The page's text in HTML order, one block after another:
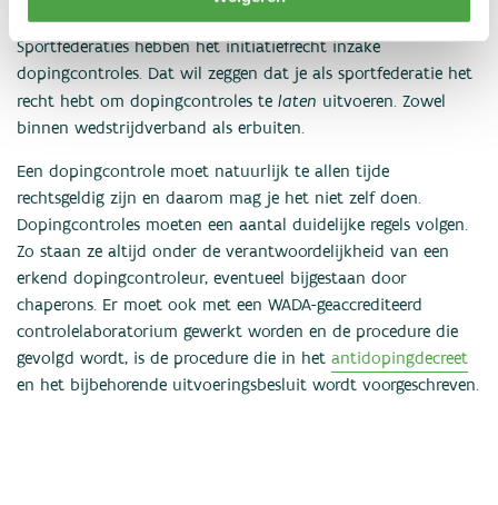
Sportfederaties hebben het initiatiefrecht inzake
dopingcontroles. Dat wil zeggen dat je als sportfederatie het
recht hebt om dopingcontroles te laten uitvoeren. Zowel
binnen wedstrijdverband als erbuiten.
Een dopingcontrole moet natuurlijk te allen tijde
rechtsgeldig zijn en daarom mag je het niet zelf doen.
Dopingcontroles moeten een aantal duidelijke regels volgen.
Zo staan ze altijd onder de verantwoordelijkheid van een
erkend dopingcontroleur, eventueel bijgestaan door
chaperons. Er moet ook met een WADA-geaccrediteerd
controlelaboratorium gewerkt worden en de procedure die
gevolgd wordt, is de procedure die in het antidopingdecreet
en het bijbehorende uitvoeringsbesluit wordt voorgeschreven.